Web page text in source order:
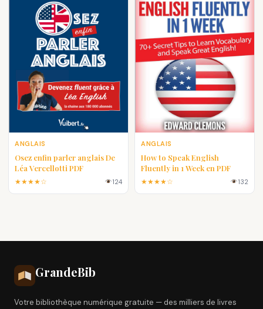
ANGLAIS
Osez enfin parler anglais De
Léa Vercellotti PDF
★★★★☆ 124
ANGLAIS
How to Speak English
Fluently in 1 Week en PDF
★★★★☆ 132
GrandeBib
Votre bibliothèque numérique gratuite — des milliers de livres